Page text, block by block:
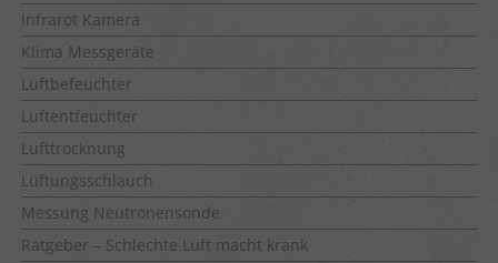
Infrarot Kamera
Klima Messgeräte
Luftbefeuchter
Luftentfeuchter
Lufttrocknung
Lüftungsschlauch
Messung Neutronensonde
Ratgeber – Schlechte Luft macht krank